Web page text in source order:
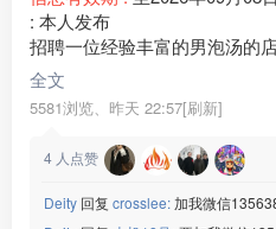
————————————
扬州沪光开关厂
☑️19元/时➕免费吃饭
☑️年龄男18-47/女45岁
☑️回族/汉族,会认识字
☑️综合工资55***00/月
以上企业联系微信：www235350
————————————
: 本人发布
招聘一位经验丰富的男泡汤的
票收银经验的， 工资一个月
全文
5581浏览、 昨天 22:57[刷新]
4 人点赞
Deity 回复 crosslee:加我微信